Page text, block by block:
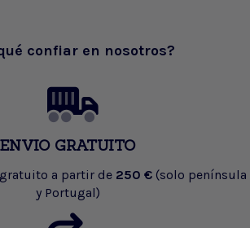
confiar en nosotros?
ENVIO GRATUITO
a partir de 250 € (solo península
y Portugal)